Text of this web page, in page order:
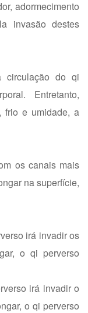
adormecimento
invasão destes
circulação do qi
Entretanto,
frio e umidade, a
os canais mais
na superfície,
irá invadir os
o qi perverso
irá invadir o
o qi perverso